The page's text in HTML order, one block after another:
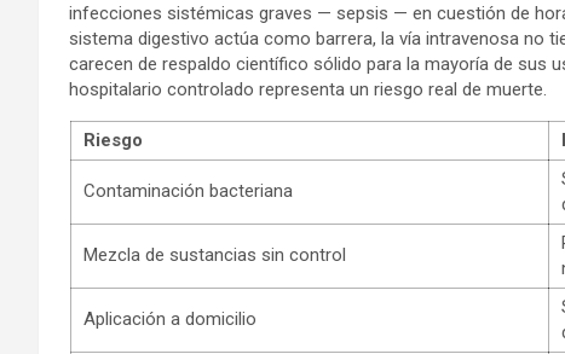
infecciones sistémicas graves — sepsis — en cuestión de
sistema digestivo actúa como barrera, la vía intravenosa no
carecen de respaldo científico sólido para la mayoría de sus
hospitalario controlado representa un riesgo real de muerte.
Riesgo
Contaminación bacteriana
Mezcla de sustancias sin control
Aplicación a domicilio